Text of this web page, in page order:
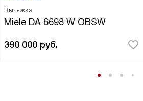
Вытяжка
Miele DA 6698 W OBSW
390 000 руб.